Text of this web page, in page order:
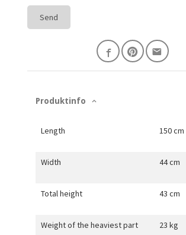
Send
Produktinfo
Length 150 cm
Width 44 cm
Total height 43 cm
Weight of the heaviest part 23 kg